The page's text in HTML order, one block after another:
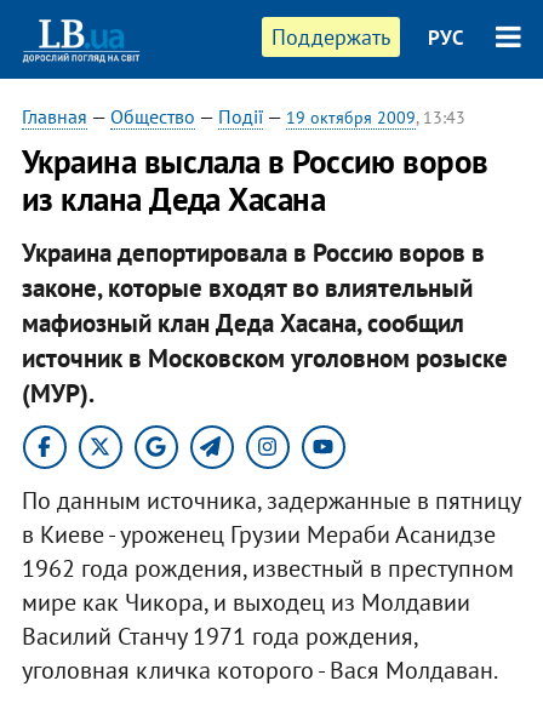
Поддержать РУС
Главная — Общество — Події— 19 октября 2009, 13:43
Украина выслала в Россию воров
из клана Деда Хасана
Украина депортировала в Россию воров в
законе, которые входят во влиятельный
мафиозный клан Деда Хасана, сообщил
источник в Московском уголовном розыске
(МУР).
По данным источника, задержанные в пятницу
в Киеве - уроженец Грузии Мераби Асанидзе
1962 года рождения, известный в преступном
мире как Чикора, и выходец из Молдавии
Василий Станчу 1971 года рождения,
уголовная кличка которого - Вася Молдаван.